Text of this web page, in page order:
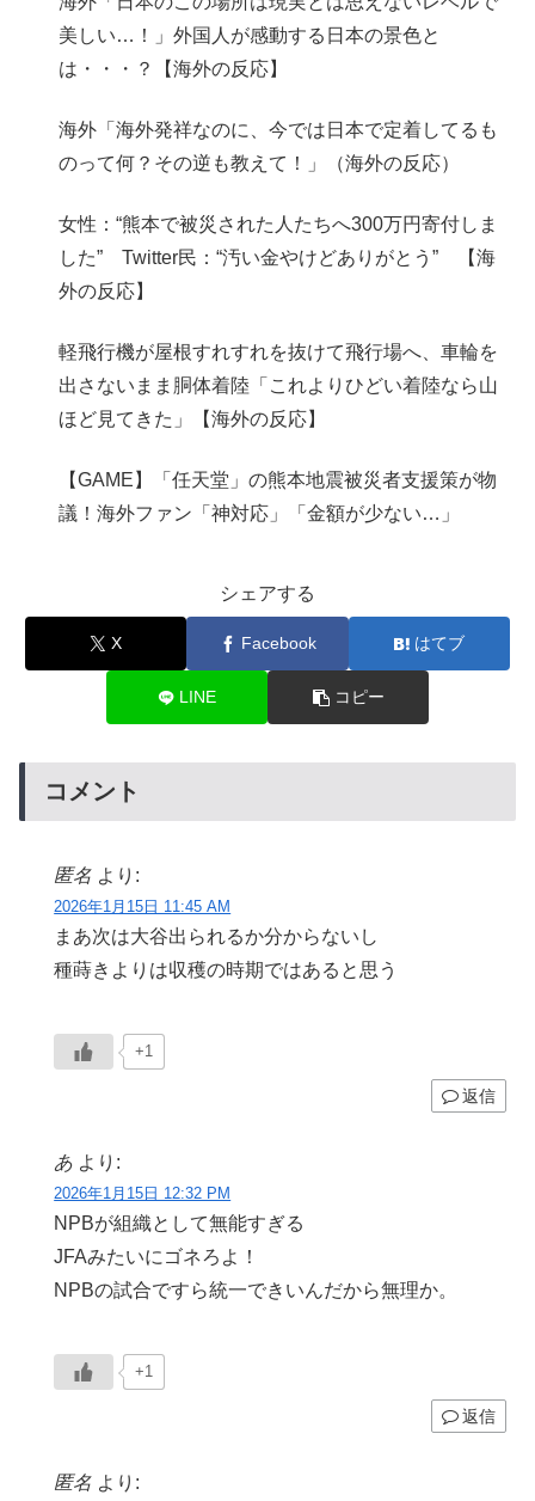
美しい…！」外国人が感動する日本の景色と
は・・・？【海外の反応】
海外「海外発祥なのに、今では日本で定着してるも
のって何？その逆も教えて！」（海外の反応）
女性：“熊本で被災された人たちへ300万円寄付しま
した” Twitter民：“汚い金やけどありがとう” 【海
外の反応】
軽飛行機が屋根すれすれを抜けて飛行場へ、車輪を
出さないまま胴体着陸「これよりひどい着陸なら山
ほど見てきた」【海外の反応】
【GAME】「任天堂」の熊本地震被災者支援策が物
議！海外ファン「神対応」「金額が少ない…」
シェアする
X Facebook はてブ
LINE コピー
コメント
匿名 より:
2026年1月15日 11:45 AM
まあ次は大谷出られるか分からないし
種蒔きよりは収穫の時期ではあると思う
+1
返信
あ より:
2026年1月15日 12:32 PM
NPBが組織として無能すぎる
JFAみたいにゴネろよ！
NPBの試合ですら統一できいんだから無理か。
+1
返信
匿名 より: